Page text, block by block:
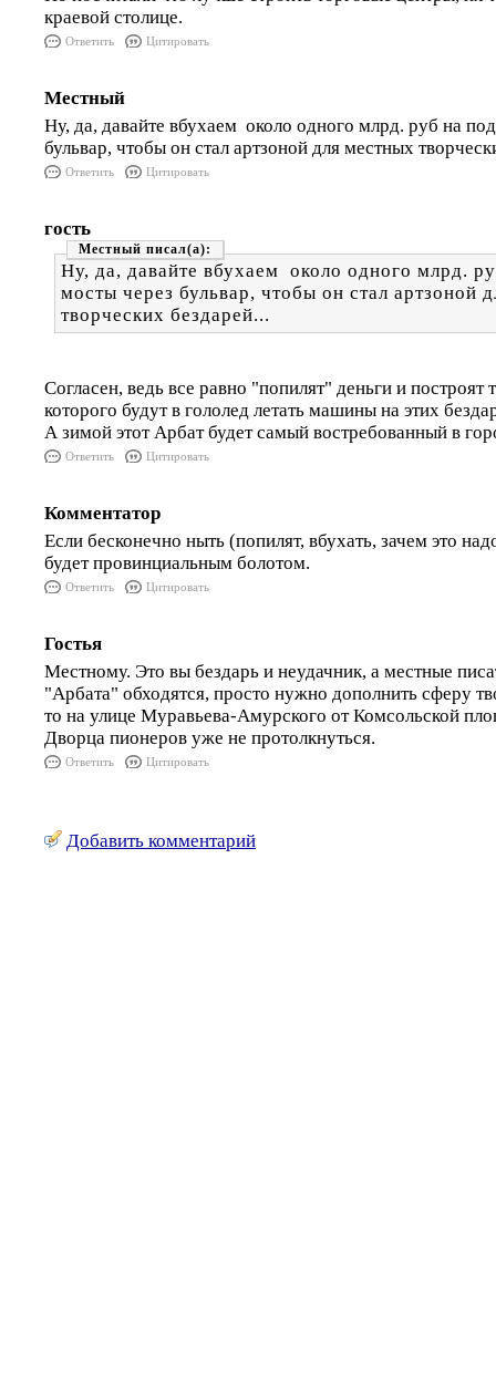
краевой столице.
Ответить Цитировать
Местный
Ну, да, давайте вбухаем около одного млрд. руб на
бульвар, чтобы он стал артзоной для местных
Ответить Цитировать
гость
Местный
Ну, да, давайте вбухаем около одного млрд.
мосты через бульвар, чтобы он стал артзоной
творческих бездарей...
Согласен, ведь все равно "попилят" деньги и построят
которого будут в гололед летать машины на этих
А зимой этот Арбат будет самый востребованный в
Ответить Цитировать
Комментатор
Если бесконечно ныть (попилят, вбухать, зачем это
будет провинциальным болотом.
Ответить Цитировать
Гостья
Местному. Это вы бездарь и неудачник, а местные
"Арбата" обходятся, просто нужно дополнить сферу
то на улице Муравьева-Амурского от Комсольской
Дворца пионеров уже не протолкнуться.
Ответить Цитировать
Добавить комментарий